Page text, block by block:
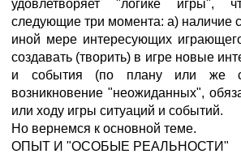
удовлетворяет "логике игры",
следующие три момента: а) наличие
иной мере интересующих
создавать (творить) в игре новые
и события (по плану или же
возникновение "неожиданных",
или ходу игры ситуаций и событий.
Но вернемся к основной теме.
ОПЫТ И "ОСОБЫЕ РЕАЛЬНОСТИ"